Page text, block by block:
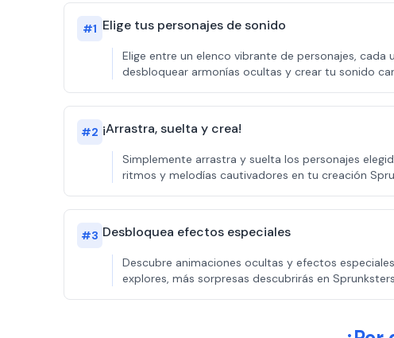
#1 Elige tus personajes de sonido
Elige entre un elenco vibrante de personajes,
desbloquear armonías ocultas y crear tu sonido
#2 ¡Arrastra, suelta y crea!
Simplemente arrastra y suelta los personajes
ritmos y melodías cautivadores en tu creación
#3 Desbloquea efectos especiales
Descubre animaciones ocultas y efectos
explores, más sorpresas descubrirás en